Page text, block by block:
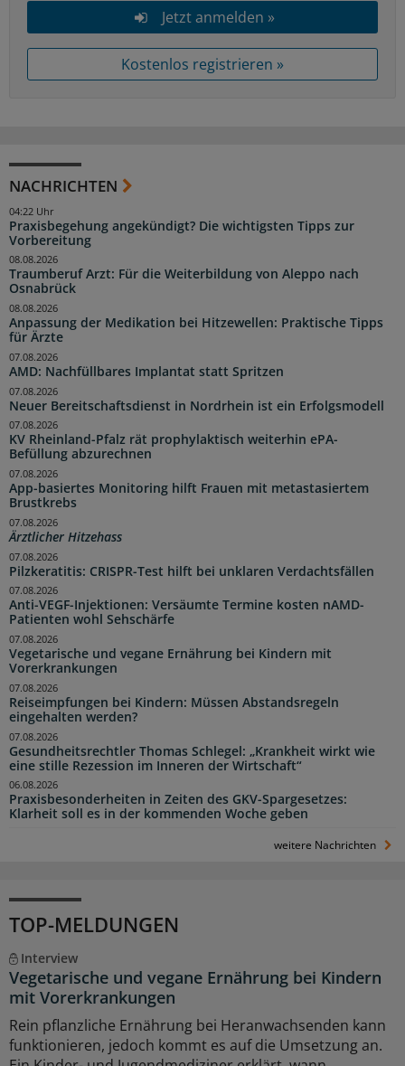
Jetzt anmelden »
Kostenlos registrieren »
NACHRICHTEN
Praxisbegehung angekündigt? Die wichtigsten Tipps zur
Vorbereitung
04:22 Uhr
Traumberuf Arzt: Für die Weiterbildung von Aleppo nach
Osnabrück
08.08.2026
Anpassung der Medikation bei Hitzewellen: Praktische Tipps
für Ärzte
08.08.2026
AMD: Nachfüllbares Implantat statt Spritzen
07.08.2026
Neuer Bereitschaftsdienst in Nordrhein ist ein Erfolgsmodell
07.08.2026
KV Rheinland-Pfalz rät prophylaktisch weiterhin ePA-
Befüllung abzurechnen
07.08.2026
App-basiertes Monitoring hilft Frauen mit metastasiertem
Brustkrebs
07.08.2026
Ärztlicher Hitzehass
07.08.2026
Pilzkeratitis: CRISPR-Test hilft bei unklaren Verdachtsfällen
07.08.2026
Anti-VEGF-Injektionen: Versäumte Termine kosten nAMD-
Patienten wohl Sehschärfe
07.08.2026
Vegetarische und vegane Ernährung bei Kindern mit
Vorerkrankungen
07.08.2026
Reiseimpfungen bei Kindern: Müssen Abstandsregeln
eingehalten werden?
07.08.2026
Gesundheitsrechtler Thomas Schlegel: „Krankheit wirkt wie
eine stille Rezession im Inneren der Wirtschaft“
07.08.2026
Praxisbesonderheiten in Zeiten des GKV-Spargesetzes:
Klarheit soll es in der kommenden Woche geben
06.08.2026
weitere Nachrichten
TOP-MELDUNGEN
Interview
Vegetarische und vegane Ernährung bei Kindern
mit Vorerkrankungen
Rein pflanzliche Ernährung bei Heranwachsenden kann
funktionieren, jedoch kommt es auf die Umsetzung an.